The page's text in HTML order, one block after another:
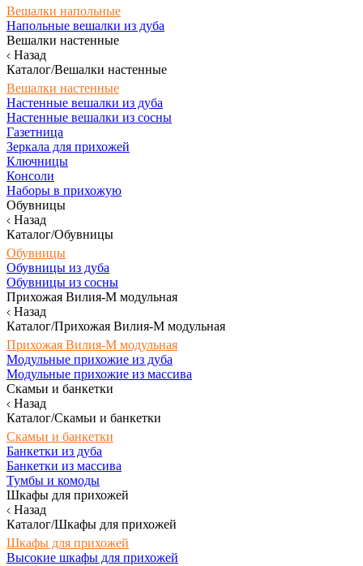
Вешалки напольные
Напольные вешалки из дуба
Вешалки настенные
Назад
Каталог/Вешалки настенные
Вешалки настенные
Настенные вешалки из дуба
Настенные вешалки из сосны
Газетница
Зеркала для прихожей
Ключницы
Консоли
Наборы в прихожую
Обувницы
Назад
Каталог/Обувницы
Обувницы
Обувницы из дуба
Обувницы из сосны
Прихожая Вилия-М модульная
Назад
Каталог/Прихожая Вилия-М модульная
Прихожая Вилия-М модульная
Модульные прихожие из дуба
Модульные прихожие из массива
Скамьи и банкетки
Назад
Каталог/Скамьи и банкетки
Скамьи и банкетки
Банкетки из дуба
Банкетки из массива
Тумбы и комоды
Шкафы для прихожей
Назад
Каталог/Шкафы для прихожей
Шкафы для прихожей
Высокие шкафы для прихожей